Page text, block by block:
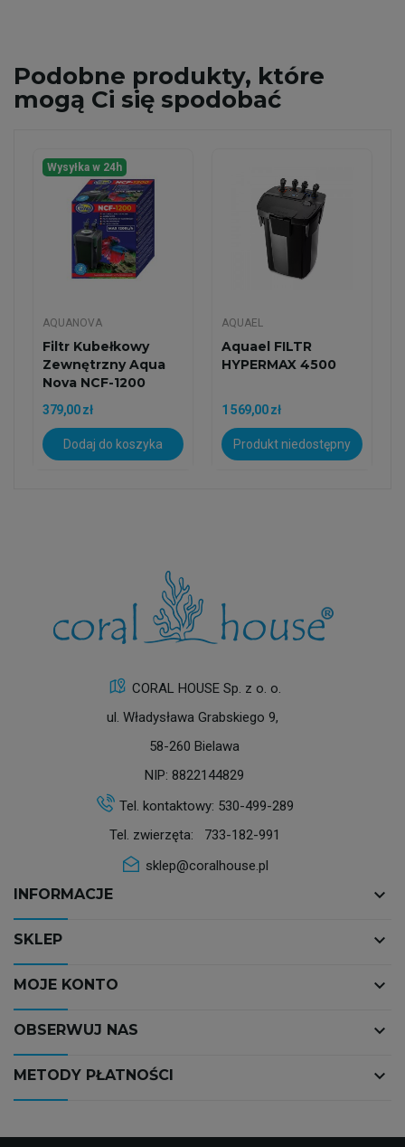
Podobne produkty, które
mogą Ci się spodobać
Wysyłka w 24h
AQUANOVA
Filtr Kubełkowy
Zewnętrzny Aqua
Nova NCF-1200
(1200 L/h,...
379,00 zł
Dodaj do koszyka
AQUAEL
Aquael FILTR
HYPERMAX 4500
1 569,00 zł
Produkt niedostępny
CORAL HOUSE Sp. z o. o.
ul. Władysława Grabskiego 9,
58-260 Bielawa
NIP: 8822144829
Tel. kontaktowy: 530-499-289
Tel. zwierzęta: 733-182-991
sklep@coralhouse.pl
INFORMACJE keyboard_arrow_down
SKLEP keyboard_arrow_down
MOJE KONTO keyboard_arrow_down
OBSERWUJ NAS keyboard_arrow_down
METODY PŁATNOŚCI keyboard_arrow_down